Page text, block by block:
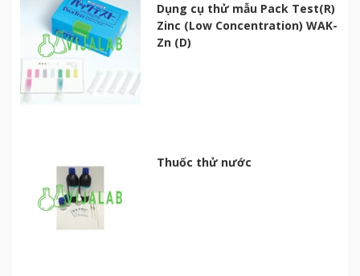
Dụng cụ thử mẫu Pack Test(R)
Zinc (Low Concentration) WAK-
Zn (D)
Thuốc thử nước